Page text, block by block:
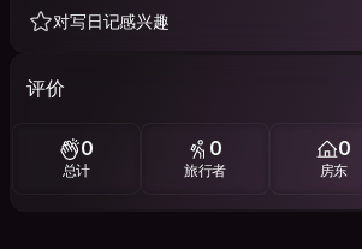
对写日记感兴趣
评价
0
总计
0
旅行者
0
房东